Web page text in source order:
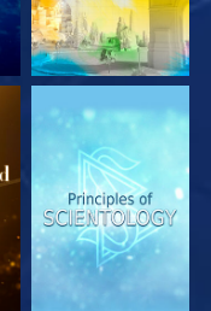
ESPLORA LE
SERIE